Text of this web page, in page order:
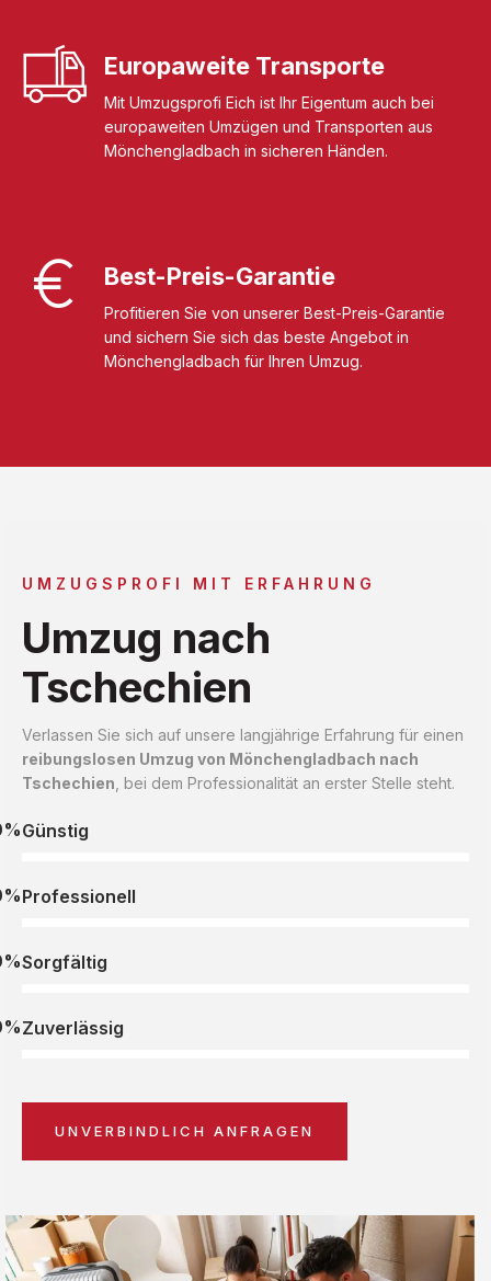
Europaweite Transporte
Mit Umzugsprofi Eich ist Ihr Eigentum auch bei
europaweiten Umzügen und Transporten aus
Mönchengladbach in sicheren Händen.
Best-Preis-Garantie
Profitieren Sie von unserer Best-Preis-Garantie
und sichern Sie sich das beste Angebot in
Mönchengladbach für Ihren Umzug.
UMZUGSPROFI MIT ERFAHRUNG
Umzug nach
Tschechien
Verlassen Sie sich auf unsere langjährige Erfahrung für einen
reibungslosen Umzug von Mönchengladbach nach
Tschechien , bei dem Professionalität an erster Stelle steht.
Günstig
Professionell
Sorgfältig
Zuverlässig
UNVERBINDLICH ANFRAGEN